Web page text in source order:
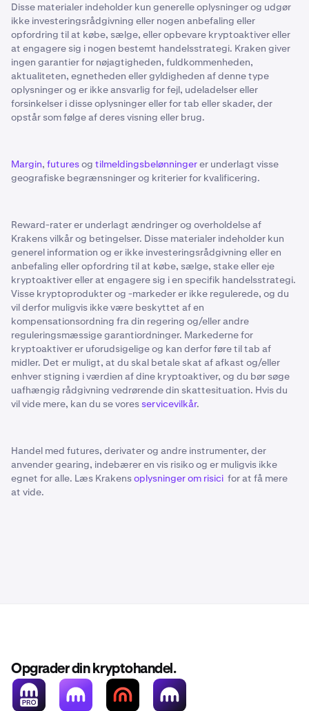
Disse materialer indeholder kun generelle oplysninger og udgør
ikke investeringsrådgivning eller nogen anbefaling eller
opfordring til at købe, sælge, eller opbevare kryptoaktiver eller
at engagere sig i nogen bestemt handelsstrategi. Kraken giver
ingen garantier for nøjagtigheden, fuldkommenheden,
aktualiteten, egnetheden eller gyldigheden af denne type
oplysninger og er ikke ansvarlig for fejl, udeladelser eller
forsinkelser i disse oplysninger eller for tab eller skader, der
opstår som følge af deres visning eller brug.
Margin, futuresog tilmeldingsbelønningerer underlagt visse
geografiske begrænsninger og kriterier for kvalificering.
Reward-rater er underlagt ændringer og overholdelse af
Krakens vilkår og betingelser. Disse materialer indeholder kun
generel information og er ikke investeringsrådgivning eller en
anbefaling eller opfordring til at købe, sælge, stake eller eje
kryptoaktiver eller at engagere sig i en specifik handelsstrategi.
Visse kryptoprodukter og -markeder er ikke regulerede, og du
vil derfor muligvis ikke være beskyttet af en
kompensationsordning fra din regering og/eller andre
reguleringsmæssige garantiordninger. Markederne for
kryptoaktiver er uforudsigelige og kan derfor føre til tab af
midler. Det er muligt, at du skal betale skat af afkast og/eller
enhver stigning i værdien af dine kryptoaktiver, og du bør søge
uafhængig rådgivning vedrørende din skattesituation. Hvis du
vil vide mere, kan du se voresservicevilkår.
Handel med futures, derivater og andre instrumenter, der
anvender gearing, indebærer en vis risiko og er muligvis ikke
egnet for alle. Læs Krakensoplysninger om risici for at få mere
at vide.
Opgrader din kryptohandel.